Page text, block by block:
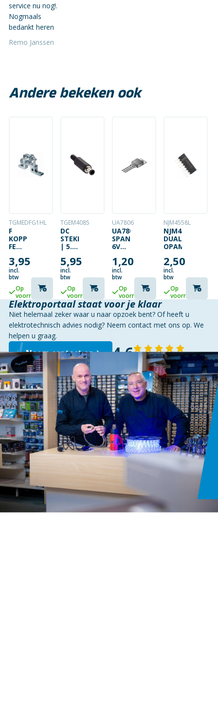
service nu nog!.
Nogmaals
bedankt heren
Remo Janssen
Andere bekeken ook
TGMEDFG1HL
F
KOPPELING
FEMALE/FEMALE
MUURBEUGEL
3,95
incl.
btw
Op
voorraad
TGEM4085
DC
STEKKER
| 5.5
X
1.0MM
| HQ
VOEDINGSPLUG
MET
CENTERPIN
5,95
incl.
btw
Op
voorraad
UA7806
UA7806
SPANNINGSREGELAAR
6V
1,20
incl.
btw
Op
voorraad
NJM4558L
NJM4558L
DUAL
OPAMP
2,50
incl.
btw
Op
voorraad
Elektroportaal staat voor je klaar
Niet helemaal zeker waar u naar opzoek bent? Of heeft u
elektrotechnisch advies nodig? Neem contact met ons op. We
helpen u graag.
Neem contact op 4,6 143 reviews